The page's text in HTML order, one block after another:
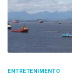
ENTRETENIMENTO